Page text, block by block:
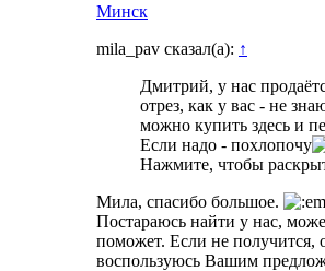
Минск
mila_pav сказал(а): ↑
Дмитрий, у нас
отрез, как у вас - не
можно купить здесь и
Если надо - похлопочу
Нажмите, чтобы
Мила, спасибо большое.
Постараюсь найти у нас,
поможет. Если не получится,
воспользуюсь Вашим